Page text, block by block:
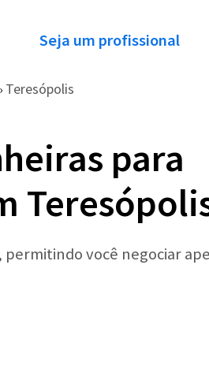
Seja um profissional
› Teresópolis
para
você negociar